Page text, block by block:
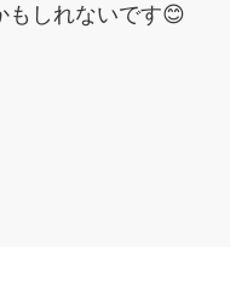
もしれないです😊